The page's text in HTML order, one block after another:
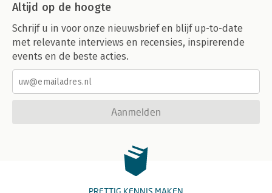
Altijd op de hoogte
Schrijf u in voor onze nieuwsbrief en blijf up-to-date
met relevante interviews en recensies, inspirerende
events en de beste acties.
Aanmelden
PRETTIG KENNIS MAKEN